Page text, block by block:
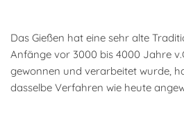
Das Gießen hat eine sehr alte
Anfänge vor 3000 bis 4000 Jahre
gewonnen und verarbeitet wurde,
dasselbe Verfahren wie heute